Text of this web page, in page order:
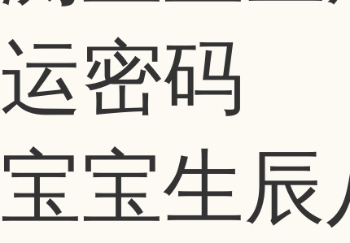
运密码
宝宝生